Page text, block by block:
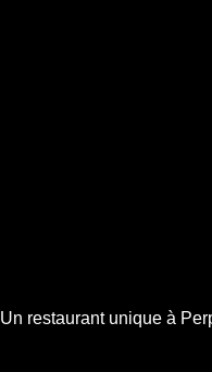
Un restaurant unique à